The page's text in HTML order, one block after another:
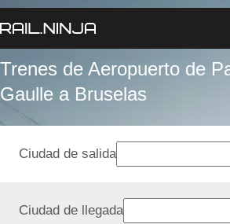
Trenes de Aeropuerto de
Gaulle a Bruselas
Ciudad de salida
Ciudad de llegada